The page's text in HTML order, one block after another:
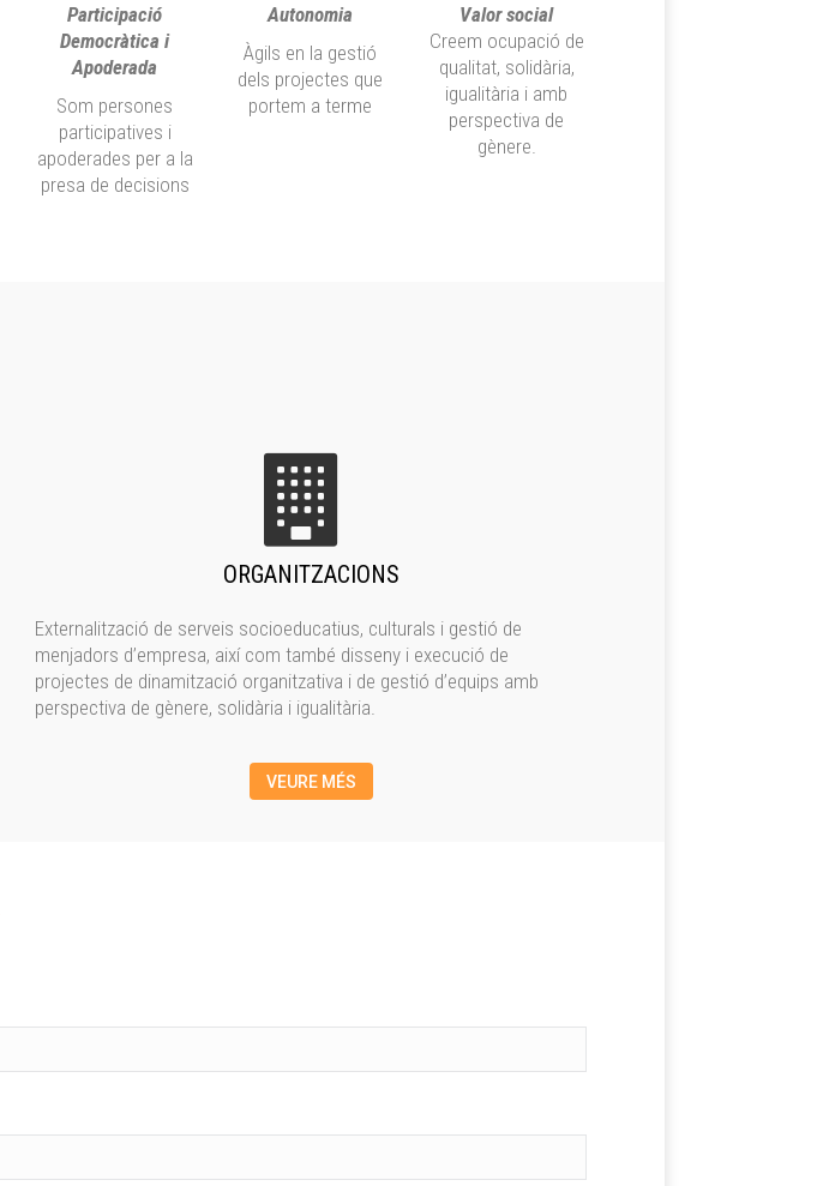
Participació
Democràtica i
Apoderada
Som persones
participatives i
apoderades per a la
presa de decisions
Autonomia
Àgils en la gestió
dels projectes que
portem a terme
Valor social
Creem ocupació de
qualitat, solidària,
igualitària i amb
perspectiva de
gènere.
ORGANITZACIONS
Externalització de serveis socioeducatius, culturals i gestió de
menjadors d’empresa, així com també disseny i execució de
projectes de dinamització organitzativa i de gestió d’equips amb
perspectiva de gènere, solidària i igualitària.
VEURE MÉS